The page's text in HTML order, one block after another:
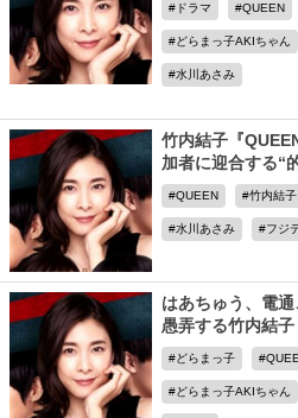
ドラマ QUEEN
どらまっ子AKIちゃん
水川あさみ
竹内結子『
加者に迎合する“
QUEEN 竹内結子
水川あさみ フジ
はあちゅう、電
愚弄する竹内結
どらまっ子
どらまっ子AKIちゃん